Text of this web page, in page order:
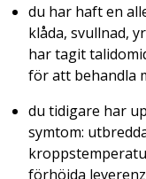
du har haft en
klåda, svullnad,
har tagit
för att behandla
du tidigare har
symtom:
förhöjda